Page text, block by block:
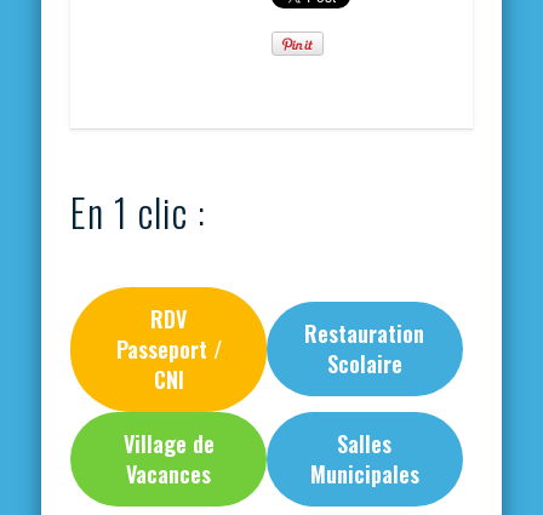
En 1 clic :
RDV
Passeport /
CNI
Restauration
Scolaire
Village de
Vacances
Salles
Municipales